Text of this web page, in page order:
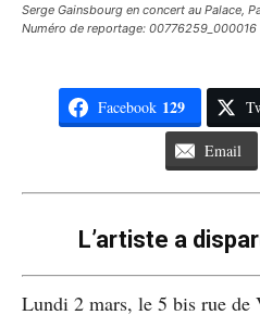
Serge Gainsbourg en concert au Palace,
Numéro de reportage: 00776259_000016
Facebook 129
Email
L’artiste a
Lundi 2 mars, le 5 bis rue de